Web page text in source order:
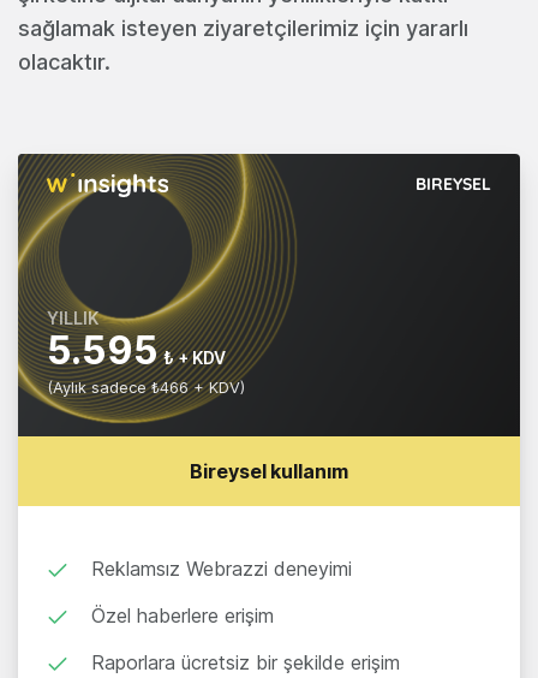
sağlamak isteyen ziyaretçilerimiz için yararlı
olacaktır.
BIREYSEL
YILLIK
5.595 ₺ + KDV
(Aylık sadece ₺466 + KDV)
Bireysel kullanım
Reklamsız Webrazzi deneyimi
Özel haberlere erişim
Raporlara ücretsiz bir şekilde erişim